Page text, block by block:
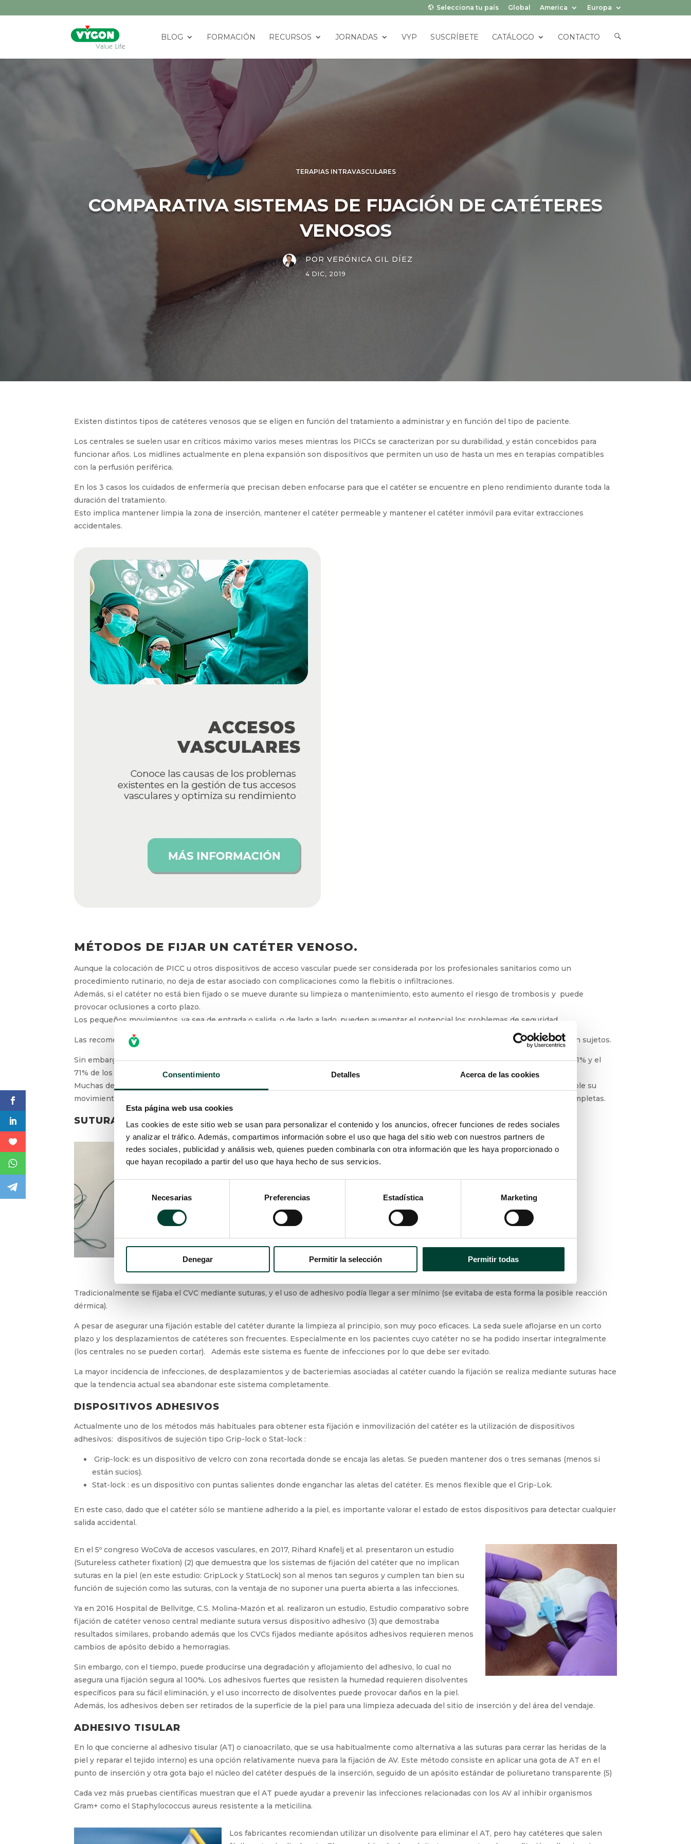
Consentimiento Detalles Acerca de las cookies
Esta página web usa cookies
Las cookies de este sitio web se usan para personalizar el contenido y los anuncios, ofrecer funciones de redes sociales
y analizar el tráfico. Además, compartimos información sobre el uso que haga del sitio web con nuestros partners de
redes sociales, publicidad y análisis web, quienes pueden combinarla con otra información que les haya proporcionado o
que hayan recopilado a partir del uso que haya hecho de sus servicios.
consentimiento
Necesarias Preferencias Estadística Marketing
Denegar Permitir la selección Permitir todas
Selecciona tu país Global America Europa
BLOG FORMACIÓN RECURSOS JORNADAS VYP SUSCRÍBETE CATÁLOGO CONTACTO
M
L
TERAPIAS INTRAVASCULARES
COMPARATIVA SISTEMAS DE FIJACIÓN DE CATÉTERES
VENOSOS
PORVERÓNICA GIL DÍEZ
4 DIC, 2019
Existen distintos tipos de catéteres venosos que se eligen en función del tratamiento a administrar y en función del tipo de paciente.
Los centrales se suelen usar en críticos máximo varios meses mientras los PICCs se caracterizan por su durabilidad, y están concebidos para
funcionar años. Los midlines actualmente en plena expansión son dispositivos que permiten un uso de hasta un mes en terapias compatibles
con la perfusión periférica.
En los 3 casos los cuidados de enfermería que precisan deben enfocarse para que el catéter se encuentre en pleno rendimiento durante toda la
duración del tratamiento.
Esto implica mantener limpia la zona de inserción, mantener el catéter permeable y mantener el catéter inmóvil para evitar extracciones
accidentales.
MÉTODOS DE FIJAR UN CATÉTER VENOSO.
Aunque la colocación de PICC u otros dispositivos de acceso vascular puede ser considerada por los profesionales sanitarios como un
procedimiento rutinario, no deja de estar asociado con complicaciones como la flebitis o infiltraciones.
Además, si el catéter no está bien fijado o se mueve durante su limpieza o mantenimiento, esto aumento el riesgo de trombosis y puede
provocar oclusiones a corto plazo.
Los pequeños movimientos, ya sea de entrada o salida, o de lado a lado, pueden aumentar el potencial los problemas de seguridad.
Las recomendaciones de la práctica clínica mundial establecen que los apósitos del catéter deben estar limpios, secos e intactos, y bien
Sin embargo, un estudio de Ullman AJ et al. (Dressings and securement devices for central venous catheters )(1) muestra que entre el 21% y el
71% de los apósitos están sucios, húmedos, sueltos o mal sujetos.
Muchas de estas complicaciones se pueden evitar con una fijación adecuada del catéter: es fundamental evitar en la medida de lo posible su
movimiento. Para ello podemos colocar dispositivos de fijación que eviten su desplazamiento y a su vez las extracciones parciales o completas.
Tradicionalmente se fijaba el CVC mediante suturas, y el uso de adhesivo podía llegar a ser mínimo (se evitaba de esta forma la posible reacción
A pesar de asegurar una fijación estable del catéter durante la limpieza al principio, son muy poco eficaces. La seda suele aflojarse en un corto
plazo y los desplazamientos de catéteres son frecuentes. Especialmente en los pacientes cuyo catéter no se ha podido insertar integralmente
La mayor incidencia de infecciones, de desplazamientos y de bacteriemias asociadas al catéter cuando la fijación se realiza mediante suturas
Actualmente uno de los métodos más habituales para obtener esta fijación e inmovilización del catéter es la utilización de dispositivos
Grip-lock: es un dispositivo de velcro con zona recortada donde se encaja las aletas. Se pueden mantener dos o tres semanas (menos si
están sucios).
En este caso, dado que el catéter sólo se mantiene adherido a la piel, es importante valorar el estado de estos dispositivos para detectar
En el 5º congreso WoCoVa de accesos vasculares, en 2017, Rihard Knafelj et al. presentaron un estudio
(Sutureless catheter fixation) (2) que demuestra que los sistemas de fijación del catéter que no implican
suturas en la piel (en este estudio: GripLock y StatLock) son al menos tan seguros y cumplen tan bien su
Ya en 2016 Hospital de Bellvitge, C.S. Molina-Mazón et al. realizaron un estudio, Estudio comparativo sobre
fijación de catéter venoso central mediante sutura versus dispositivo adhesivo (3) que demostraba
resultados similares, probando además que los CVCs fijados mediante apósitos adhesivos requieren
Sin embargo, con el tiempo, puede producirse una degradación y aflojamiento del adhesivo, lo cual no
asegura una fijación segura al 100%. Los adhesivos fuertes que resisten la humedad requieren disolventes
específicos para su fácil eliminación, y el uso incorrecto de disolventes puede provocar daños en la piel.
En lo que concierne al adhesivo tisular (AT) o cianoacrilato, que se usa habitualmente como alternativa a las suturas para cerrar las heridas de la
piel y reparar el tejido interno) es una opción relativamente nueva para la fijación de AV. Este método consiste en aplicar una gota de AT en el
(5)
Gram+ como el Staphylococcus aureus resistente a la meticilina.